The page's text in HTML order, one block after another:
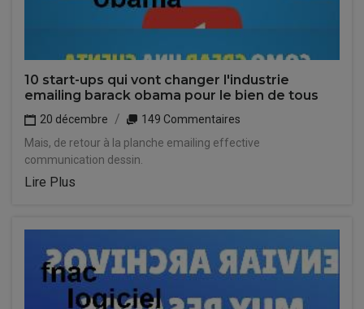
10 start-ups qui vont changer l'industrie
emailing barack obama pour le bien de tous
20 décembre
149 Commentaires
Mais, de retour à la planche emailing effective
communication dessin.
Lire Plus